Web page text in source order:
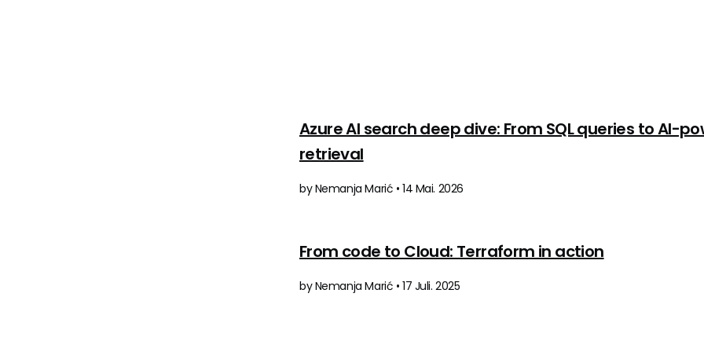
Azure AI search deep dive: From SQL queries to AI-
retrieval
by Nemanja Marić • 14 Mai. 2026
From code to Cloud: Terraform in action
by Nemanja Marić • 17 Juli. 2025